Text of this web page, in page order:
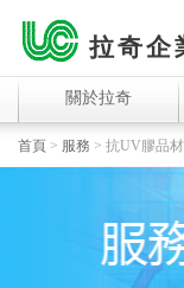
拉奇企
關於拉奇
首頁 > 服務 > 抗UV膠品